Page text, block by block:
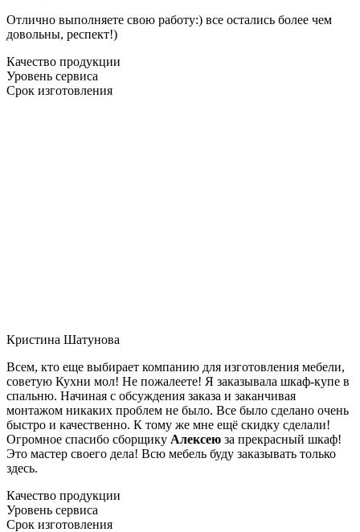
Отлично выполняете свою работу:) все остались более чем
довольны, респект!)
Качество продукции
Уровень сервиса
Срок изготовления
Кристина Шатунова
Всем, кто еще выбирает компанию для изготовления мебели,
советую Кухни мол! Не пожалеете! Я заказывала шкаф-купе в
спальню. Начиная с обсуждения заказа и заканчивая
монтажом никаких проблем не было. Все было сделано очень
быстро и качественно. К тому же мне ещё скидку сделали!
Огромное спасибо сборщику Алексею за прекрасный шкаф!
Это мастер своего дела! Всю мебель буду заказывать только
здесь.
Качество продукции
Уровень сервиса
Срок изготовления